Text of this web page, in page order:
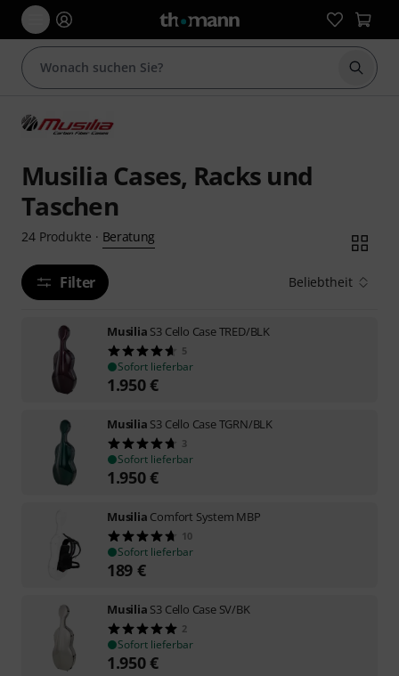
Suche
Musilia Cases, Racks und
Taschen
24 Produkte · Beratung
Filter Beliebtheit
Musilia S3 Cello Case TRED/BLK
5
Sofort lieferbar
1.950€
Musilia S3 Cello Case TGRN/BLK
3
Sofort lieferbar
1.950€
Musilia Comfort System MBP
10
Sofort lieferbar
189 €
Musilia S3 Cello Case SV/BK
2
Sofort lieferbar
1.950€